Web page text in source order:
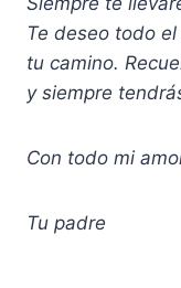
Te deseo todo
tu camino.
y siempre
Con todo mi
Tu padre